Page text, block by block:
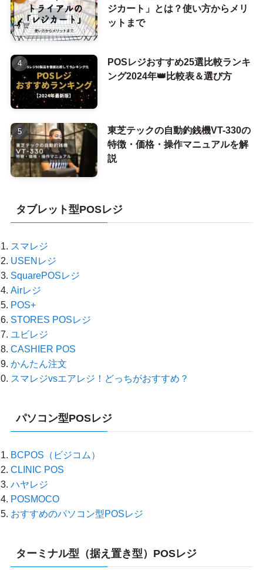
ジカート」とは？使い方からメリ
ットまで
POSレジおすすめ25選比較ランキ
ング2024年👑比較表＆選び方
東芝テックの自動釣銭機VT-330の
特徴・価格・操作マニュアルを解
説
タブレット型POSレジ
スマレジ
USENレジ
SquarePOSレジ
Airレジ
POS+
STORES POSレジ
ユビレジ
CASHIER POS
かんたん注文
スマレジvsエアレジ！どっちがおすすめ？
パソコン型POSレジ
BCPOS（ビジコム）
CLINIC POS
ハヤレジ
POSMOCO
おすすめのパソコン型POSレジ
ターミナル型（据え置き型）POSレジ